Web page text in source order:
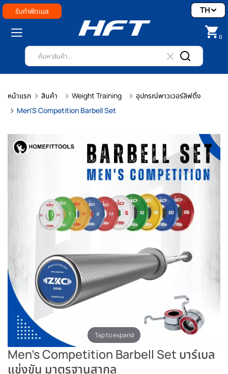
รับทำฟิตเนส
0
TH
หน้าแรก สินค้า Weight Training
อุปกรณ์พาวเวอร์ลิฟติ้ง
Men'S Competition Barbell Set
Tap to expand
Men's Competition Barbell Set บาร์เบล
แข่งขัน มาตรฐานสากล